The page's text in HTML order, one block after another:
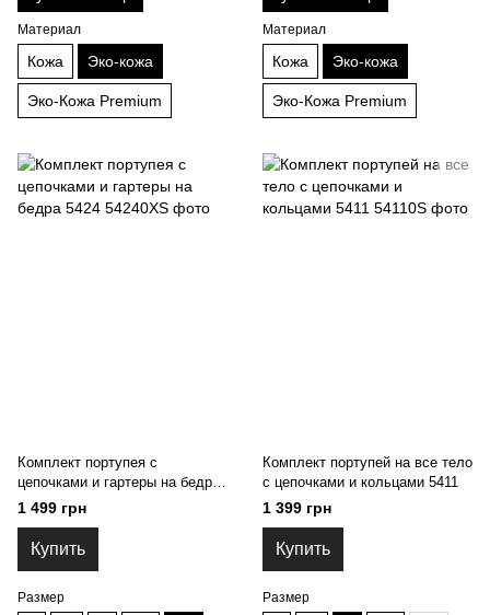
Материал
Кожа Эко-кожа
Эко-Кожа Premium
Материал
Кожа Эко-кожа
Эко-Кожа Premium
Комплект портупея с
цепочками и гартеры на бедра
5424
1 499 грн
Купить
Размер
Комплект портупей на все тело
с цепочками и кольцами 5411
1 399 грн
Купить
Размер